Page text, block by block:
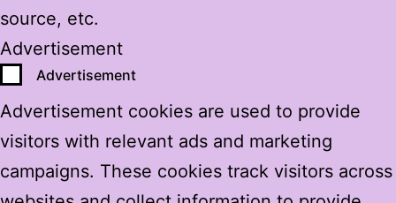
source, etc.
Advertisement
Advertisement
Advertisement cookies are used to provide
visitors with relevant ads and marketing
campaigns. These cookies track visitors across